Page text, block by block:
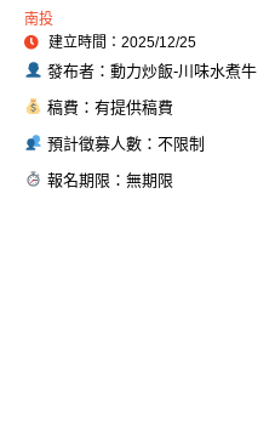
南投
建立時間：2025/12/25
發布者：動力炒飯-川味水煮牛
稿費：有提供稿費
預計徵募人數：不限制
報名期限：無期限